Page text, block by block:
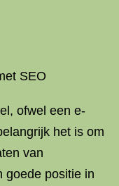
SEO
ofwel een e-
het is om
van
goede positie in